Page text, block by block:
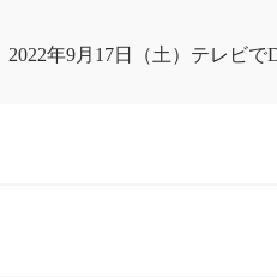
2022年9月17日（土）テレビ